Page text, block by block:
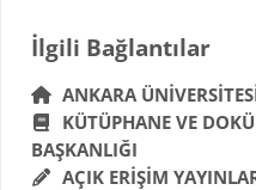
Bloklar
İlgili Bağlantılar 'yı atla
İlgili Bağlantılar
ANKARA
KÜTÜPHANE VE
BAŞKANLIĞI
AÇIK ERIŞIM